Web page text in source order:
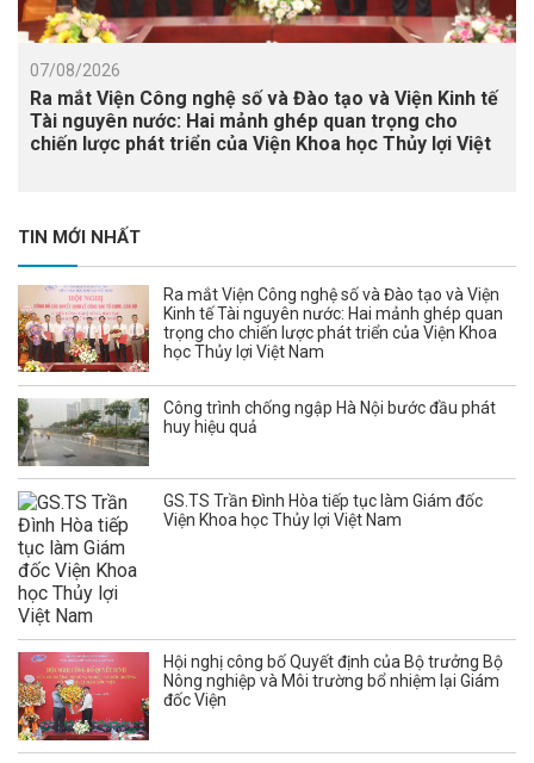
07/08/2026
Ra mắt Viện Công nghệ số và Đào tạo và Viện Kinh tế
Tài nguyên nước: Hai mảnh ghép quan trọng cho
chiến lược phát triển của Viện Khoa học Thủy lợi Việt
TIN MỚI NHẤT
Ra mắt Viện Công nghệ số và Đào tạo và Viện
Kinh tế Tài nguyên nước: Hai mảnh ghép quan
trọng cho chiến lược phát triển của Viện Khoa
học Thủy lợi Việt Nam
Công trình chống ngập Hà Nội bước đầu phát
huy hiệu quả
GS.TS Trần Đình Hòa tiếp tục làm Giám đốc
Viện Khoa học Thủy lợi Việt Nam
Hội nghị công bố Quyết định của Bộ trưởng Bộ
Nông nghiệp và Môi trường bổ nhiệm lại Giám
đốc Viện